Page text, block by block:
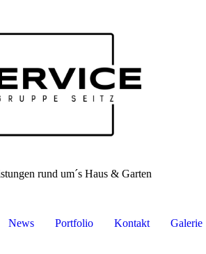
rund um´s Haus & Garten
News Portfolio Kontakt Galerie